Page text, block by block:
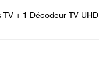
TV + 1 Décodeur TV UHD
Fibre